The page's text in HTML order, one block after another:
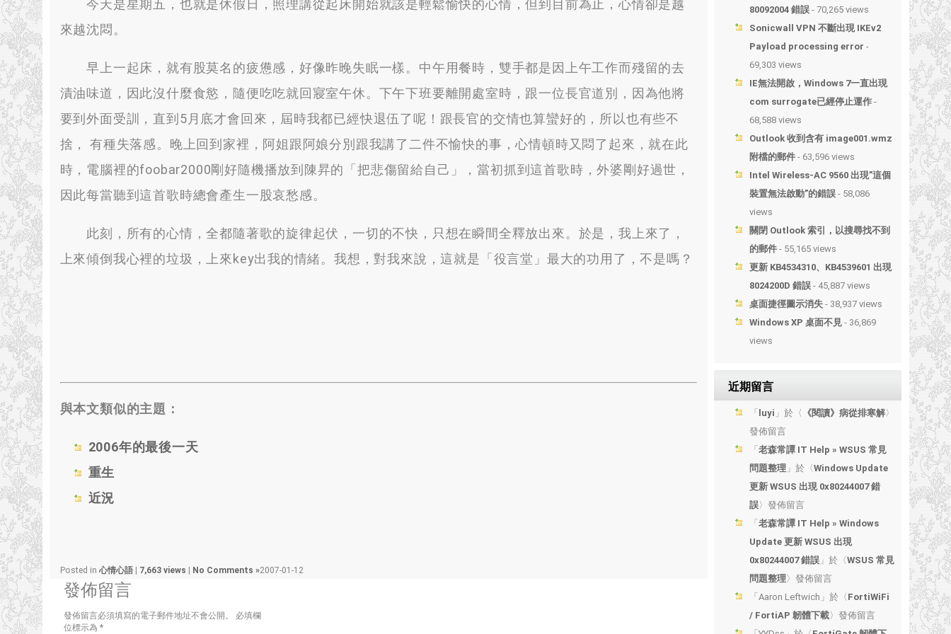
今天是星期五，也就是休假日，照理講從起床開始就該是輕鬆愉快的心情，但到目前為止，心情卻是越
來越沈悶。
早上一起床，就有股莫名的疲憊感，好像昨晚失眠一樣。中午用餐時，雙手都是因上午工作而殘留的去
漬油味道，因此沒什麼食慾，隨便吃吃就回寢室午休。下午下班要離開處室時，跟一位長官道別，因為他將
要到外面受訓，直到5月底才會回來，屆時我都已經快退伍了呢！跟長官的交情也算蠻好的，所以也有些不
捨， 有種失落感。晚上回到家裡，阿姐跟阿娘分別跟我講了二件不愉快的事，心情頓時又悶了起來，就在此
時，電腦裡的foobar2000剛好隨機播放到陳昇的「把悲傷留給自己」，當初抓到這首歌時，外婆剛好過世，
因此每當聽到這首歌時總會產生一股哀愁感。
此刻，所有的心情，全都隨著歌的旋律起伏，一切的不快，只想在瞬間全釋放出來。於是，我上來了，
上來傾倒我心裡的垃圾，上來key出我的情緒。我想，對我來說，這就是「役言堂」最大的功用了，不是嗎？
與本文類似的主題：
2006年的最後一天
重生
近況
Posted in 心情心語 7,663 views No Comments »2007-01-12
發佈留言
發佈留言必須填寫的電子郵件地址不會公開。
必填欄
位標示為 *
80092004 錯誤 - 70,265 views
Sonicwall VPN 不斷出現 IKEv2
Payload processing error -
69,303 views
IE無法開啟，Windows 7一直出現
com surrogate已經停止運作 -
68,588 views
Outlook 收到含有 image001.wmz
附檔的郵件 - 63,596 views
Intel Wireless-AC 9560 出現”這個
裝置無法啟動”的錯誤 - 58,086
views
關閉 Outlook 索引，以搜尋找不到
的郵件 - 55,165 views
更新 KB4534310、KB4539601 出現
8024200D 錯誤 - 45,887 views
桌面捷徑圖示消失 - 38,937 views
Windows XP 桌面不見 - 36,869
views
近期留言
「 luyi 」於〈 《閱讀》病從排寒解〉
發佈留言
「 老森常譚 IT Help » WSUS 常見
問題整理 」於〈Windows Update
更新 WSUS 出現 0x80244007 錯
誤〉發佈留言
「 老森常譚 IT Help » Windows
Update 更新 WSUS 出現
0x80244007 錯誤 」於〈WSUS 常見
問題整理〉發佈留言
「 Aaron Leftwich 」於〈 FortiWiFi
/ FortiAP 韌體下載〉發佈留言